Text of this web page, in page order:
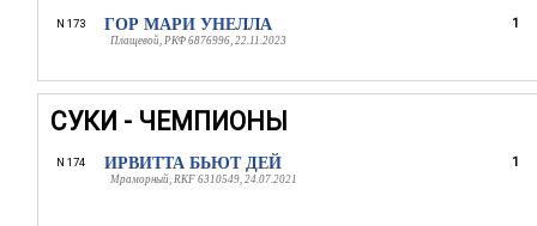
N 173 ГОР МАРИ УНЕЛЛА
Плащевой, РКФ 6876996, 22.11.2023
1
СУКИ - ЧЕМПИОНЫ
N 174 ИРВИТТА БЬЮТ ДЕЙ
Мраморный, RKF 6310549, 24.07.2021
1